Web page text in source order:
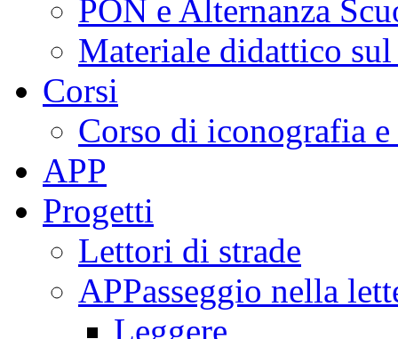
PON e Alternanza
Materiale didattico
Corsi
Corso di iconografia
APP
Progetti
Lettori di strade
APPasseggio nella
Leggere